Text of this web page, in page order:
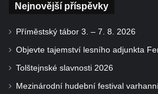
Nejnovější příspěvky
Příměstský tábor 3. – 7. 8. 2026
Objevte tajemství lesního adjunkta
Tolštejnské slavnosti 2026
Mezinárodní hudební festival